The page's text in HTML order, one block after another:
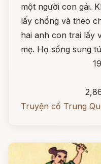
một người con gái.
lấy chồng và theo
hai anh con trai lấy
mẹ. Họ sống sung
Truyện cổ Trung